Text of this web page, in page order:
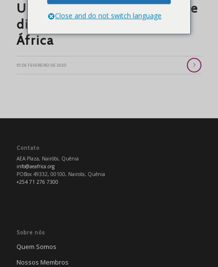
Uma década de formação de
discípulos para a Igreja na
África
10 DE FEVEREIRO DE 2020
Contato
AEA Plaza, Nairóbi, Quênia
info@aeafrica.org
POBox 49332, 00100, Nairobi, Quênia
+254 71 276 7300
Sobre nós
Quem Somos
Nossos Membros
Close and do not switch language